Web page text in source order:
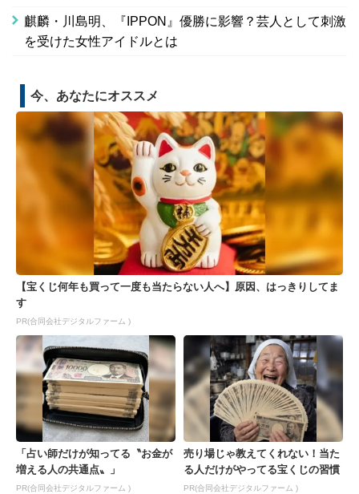
麒麟・川島明、『IPPON』優勝に影響？芸人として刺激
を受けた女性アイドルとは
今、あなたにオススメ
【宝くじ何年も買って一度も当たらない人へ】原因、はっきりしてま
す
PR(合同会社デジタルファーム )
「占い師だけが知ってる〝お金が
増える人の共通点〟」
PR(合同会社デジタルファーム )
売り場じゃ教えてくれない！当た
る人だけがやってる宝くじの習慣
PR(合同会社デジタルファーム )